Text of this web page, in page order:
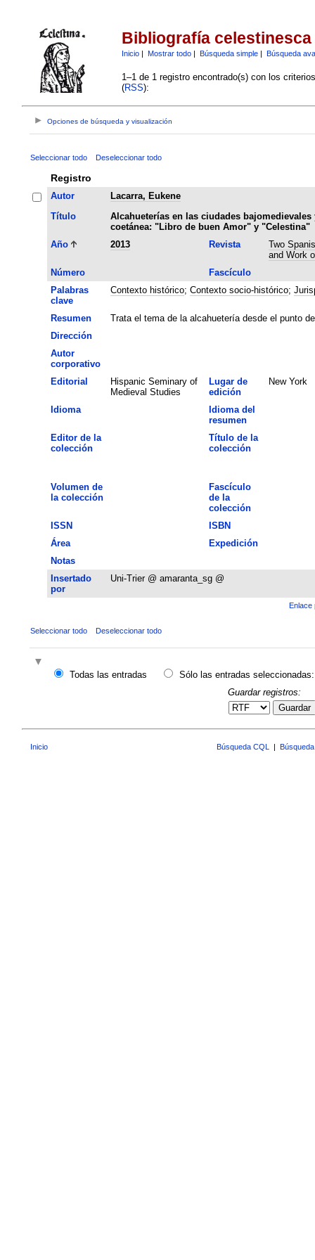
Bibliografía celestinesca
Inicio| Mostrar todo| Búsqueda simple| Búsqueda
1–1 de 1 registro encontrado(s) con los
(RSS):
Opciones de búsqueda y visualización
Seleccionar todo Deseleccionar todo
Registro
Autor
Lacarra, Eukene
Título
Alcahueterías en las ciudades
coetánea: "Libro de buen Amor" y "Celestina"
Año
2013 Revista
Two
and Work
Número
Fascículo
Palabras
clave
Contexto histórico; Contexto socio-histórico;
Resumen
Trata el tema de la alcahuetería desde el punto
Dirección
Autor
corporativo
Editorial
Hispanic Seminary of
Medieval Studies
Lugar de
edición
New York
Idioma
Idioma del
resumen
Editor de la
colección
Título de la
colección
Volumen de
la colección
Fascículo
de la
colección
ISSN
ISBN
Área
Expedición
Notas
Insertado
por
Uni-Trier @ amaranta_sg @
Enlace
Seleccionar todo Deseleccionar todo
Todas las entradas
Sólo las entradas seleccionadas:
Guardar registros:
Guardar
Inicio Búsqueda CQL